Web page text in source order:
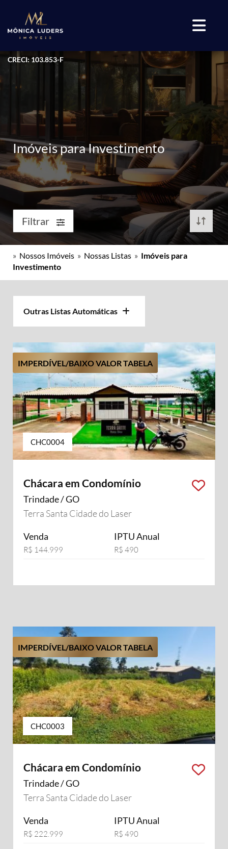
CRECI: 103.853-F
Imóveis para Investimento
Filtrar
» Nossos Imóveis » Nossas Listas » Imóveis para
Investimento
Outras Listas Automáticas
IMPERDÍVEL/BAIXO VALOR TABELA
CHC0004
Chácara em Condomínio
Trindade / GO
Terra Santa Cidade do Laser
Venda
R$ 144.999
IPTU Anual
R$ 490
IMPERDÍVEL/BAIXO VALOR TABELA
CHC0003
Chácara em Condomínio
Trindade / GO
Terra Santa Cidade do Laser
Venda
R$ 222.999
IPTU Anual
R$ 490